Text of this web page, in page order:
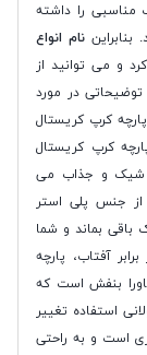
مناسبی را داشته
نام انواع
و می توانید از
در مورد
پارچه کرپ کریستال
کرپ کریستال
شیک و جذاب می
از جنس پلی استر
بماند و شما
آفتاب، پارچه
بنفش است که
استفاده تغییر
است و به راحتی